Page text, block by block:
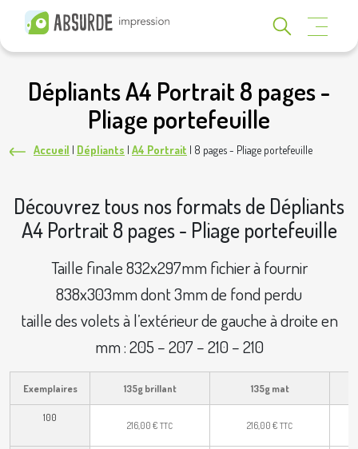
Dépliants A4 Portrait 8 pages -
Pliage portefeuille
Accueil | Dépliants | A4 Portrait | 8 pages - Pliage portefeuille
Découvrez tous nos formats de Dépliants
A4 Portrait 8 pages - Pliage portefeuille
Taille finale 832x297mm fichier à fournir
838x303mm dont 3mm de fond perdu
taille des volets à l’extérieur de gauche à droite en
mm : 205 – 207 – 210 – 210
Exemplaires 135g brillant 135g mat
100
216,00€ TTC 216,00€ TTC